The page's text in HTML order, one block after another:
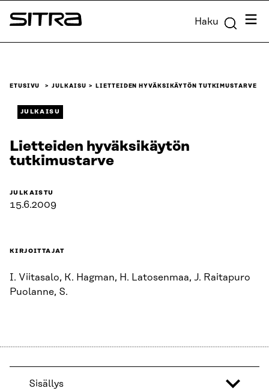
Siirry
suoraan
Sitra Haku
ETUSIVU JULKAISU LIETTEIDEN HYVÄKSIKÄYTÖN TUTKIMUSTARVE
JULKAISU
Lietteiden hyväksikäytön
tutkimustarve
JULKAISTU
15.6.2009
KIRJOITTAJAT
I. Viitasalo, K. Hagman, H. Latosenmaa, J. Raitapuro
Puolanne, S.
Sisällys